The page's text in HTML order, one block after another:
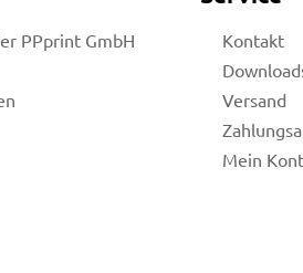
PPprint GmbH
Kontakt
Versand
Mein